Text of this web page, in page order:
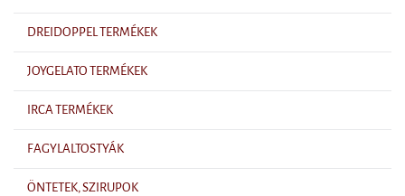
DREIDOPPEL TERMÉKEK
JOYGELATO TERMÉKEK
IRCA TERMÉKEK
FAGYLALTOSTYÁK
ÖNTETEK, SZIRUPOK